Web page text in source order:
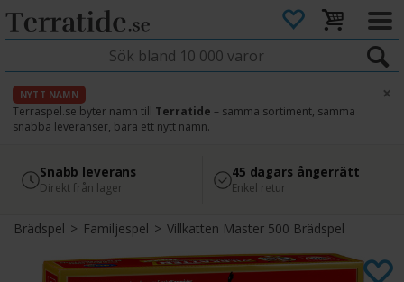
NYTT NAMN
Terraspel.se byter namn till Terratide – samma sortiment, samma
snabba leveranser, bara ett nytt namn.
×
4.8
Läs omdömen på Google
Säker betalning
med Svea
Snabb leverans
Direkt från lager
45 dagars ångerrätt
Enkel retur
Brädspel> Familjespel>Villkatten Master 500 Brädspel